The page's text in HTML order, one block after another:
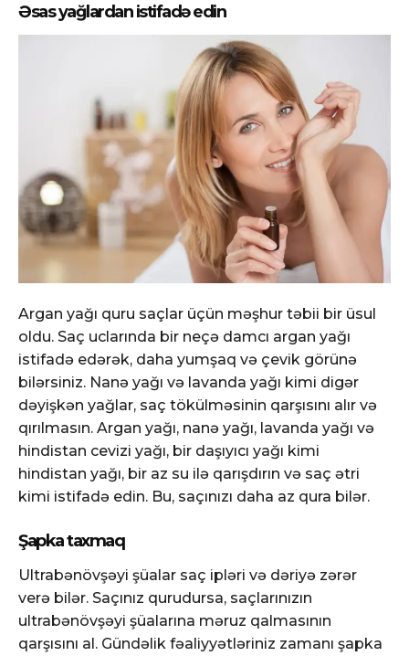
Əsas yağlardan istifadə edin
Argan yağı quru saçlar üçün məşhur təbii bir üsul
oldu. Saç uclarında bir neçə damcı argan yağı
istifadə edərək, daha yumşaq və çevik görünə
bilərsiniz. Nanə yağı və lavanda yağı kimi digər
dəyişkən yağlar, saç tökülməsinin qarşısını alır və
qırılmasın. Argan yağı, nanə yağı, lavanda yağı və
hindistan cevizi yağı, bir daşıyıcı yağı kimi
hindistan yağı, bir az su ilə qarışdırın və saç ətri
kimi istifadə edin. Bu, saçınızı daha az qura bilər.
Şapka taxmaq
Ultrabənövşəyi şüalar saç ipləri və dəriyə zərər
verə bilər. Saçınız qurudursa, saçlarınızın
ultrabənövşəyi şüalarına məruz qalmasının
qarşısını al. Gündəlik fəaliyyətləriniz zamanı şapka